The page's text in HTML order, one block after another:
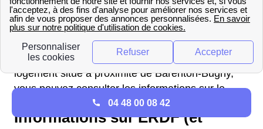
Si vous souhaitez raccorder à l'électricité un
logement situé à proximité de Barenton-Bugny,
vous pouvez consulter les informations sur le .
Informations sur ERDF (et
04 48 00 08 42